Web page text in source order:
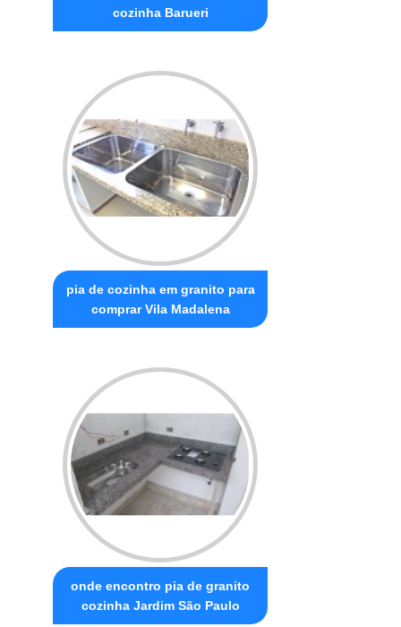
cozinha Barueri
pia de cozinha em granito para
comprar Vila Madalena
onde encontro pia de granito
cozinha Jardim São Paulo